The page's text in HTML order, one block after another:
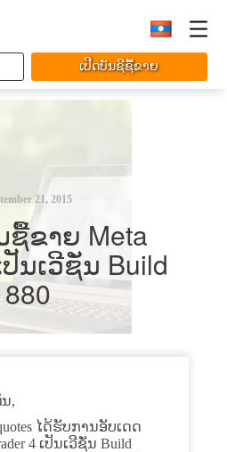
ເປີດບັນຊີຊື້ຂາຍ
21, 2015
ຂາຍ Meta
ປັນເວີຊັ່ນ Build
880
,
ໄດ້ຮັບການອັບເດດ
4 ເປັນເວີຊັ່ນ Build